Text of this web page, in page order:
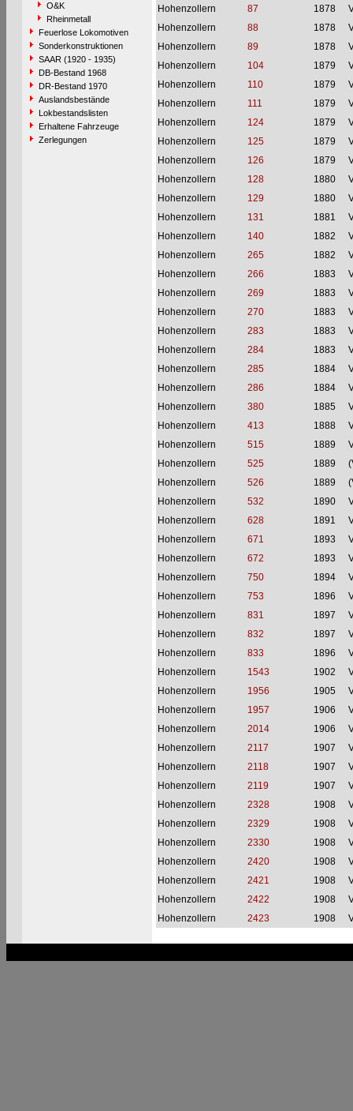
O&K
Rheinmetall
Feuerlose Lokomotiven
Sonderkonstruktionen
SAAR (1920 - 1935)
DB-Bestand 1968
DR-Bestand 1970
Auslandsbestände
Lokbestandslisten
Erhaltene Fahrzeuge
Zerlegungen
Hohenzollern
87 1878
Hohenzollern
88 1878
Hohenzollern
89 1878
Hohenzollern
104 1879
Hohenzollern
110 1879
Hohenzollern
111 1879
Hohenzollern
124 1879
Hohenzollern
125 1879
Hohenzollern
126 1879
Hohenzollern
128 1880
Hohenzollern
129 1880
Hohenzollern
131 1881
Hohenzollern
140 1882
Hohenzollern
265 1882
Hohenzollern
266 1883
Hohenzollern
269 1883
Hohenzollern
270 1883
Hohenzollern
283 1883
Hohenzollern
284 1883
Hohenzollern
285 1884
Hohenzollern
286 1884
Hohenzollern
380 1885
Hohenzollern
413 1888
Hohenzollern
515 1889
Hohenzollern
525 1889
Hohenzollern
526 1889
Hohenzollern
532 1890
Hohenzollern
628 1891
Hohenzollern
671 1893
Hohenzollern
672 1893
Hohenzollern
750 1894
Hohenzollern
753 1896
Hohenzollern
831 1897
Hohenzollern
832 1897
Hohenzollern
833 1896
Hohenzollern
1543 1902
Hohenzollern
1956 1905
Hohenzollern
1957 1906
Hohenzollern
2014 1906
Hohenzollern
2117 1907
Hohenzollern
2118 1907
Hohenzollern
2119 1907
Hohenzollern
2328 1908
Hohenzollern
2329 1908
Hohenzollern
2330 1908
Hohenzollern
2420 1908
Hohenzollern
2421 1908
Hohenzollern
2422 1908
Hohenzollern
2423 1908